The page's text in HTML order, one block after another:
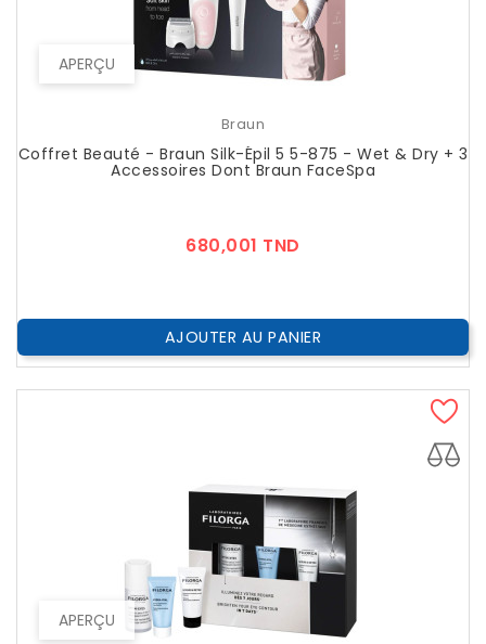
APERÇU
Braun
Coffret Beauté - Braun Silk-Épil 5 5-875 - Wet & Dry + 3
Accessoires Dont Braun FaceSpa
680,001 TND
AJOUTER AU PANIER
APERÇU